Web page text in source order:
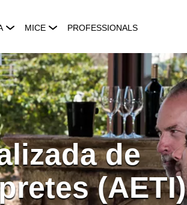
MICE PROFESSIONALS
de
(AETI)